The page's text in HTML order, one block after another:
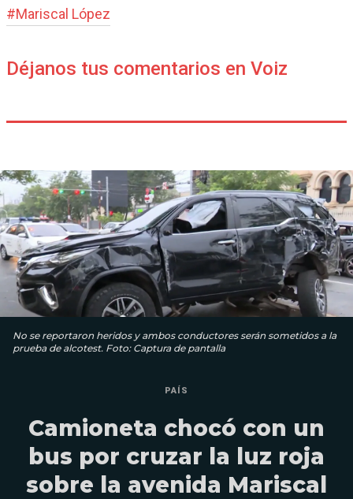
#Mariscal López
Déjanos tus comentarios en Voiz
No se reportaron heridos y ambos conductores serán sometidos a la
prueba de alcotest. Foto: Captura de pantalla
PAÍS
Camioneta chocó con un
bus por cruzar la luz roja
sobre la avenida Mariscal